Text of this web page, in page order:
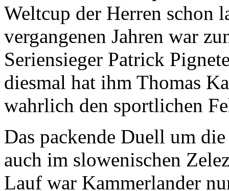
Weltcup der Herren schon
vergangenen Jahren war
Seriensieger Patrick
diesmal hat ihm Thomas
wahrlich den sportlichen
Das packende Duell um
auch im slowenischen
Lauf war Kammerlander